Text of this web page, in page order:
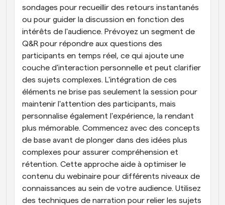
sondages pour recueillir des retours instantanés
ou pour guider la discussion en fonction des
intérêts de l'audience. Prévoyez un segment de
Q&R pour répondre aux questions des
participants en temps réel, ce qui ajoute une
couche d'interaction personnelle et peut clarifier
des sujets complexes. L'intégration de ces
éléments ne brise pas seulement la session pour
maintenir l'attention des participants, mais
personnalise également l'expérience, la rendant
plus mémorable. Commencez avec des concepts
de base avant de plonger dans des idées plus
complexes pour assurer compréhension et
rétention. Cette approche aide à optimiser le
contenu du webinaire pour différents niveaux de
connaissances au sein de votre audience. Utilisez
des techniques de narration pour relier les sujets